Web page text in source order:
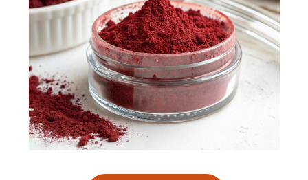
цвет может варьироваться в зависимости от концентрации и состава
продукта.
2.Производство:
Это синтетический краситель, получаемый с использованием
углеводородных химических соединений. Он представляет собой
натриевую соль 4-амино-1,2,3,4-тетрагидронфталин-1-сульфокислоты.
Кармуазин используется в качестве добавки E122, зарегистрированного в
качестве разрешенного пищевого красителя в многих странах.
3.Химическая структура
Кармуазин — это один из типов азо-красителей, которые содержат азот в
своей химической структуре, что придает им характерный цвет.
Области применения кармуазина:
1.Пищевая промышленность :
Напитки: Кармуазин используется в некоторых безалкогольных напитках,
таких как соки, лимонады и газированные напитки, чтобы придать им яркий
красный или розовый цвет.
Сладости и кондитерские изделия: Краситель широко применяется в
кондитерских изделиях, таких как мармелады, жевательные конфеты,